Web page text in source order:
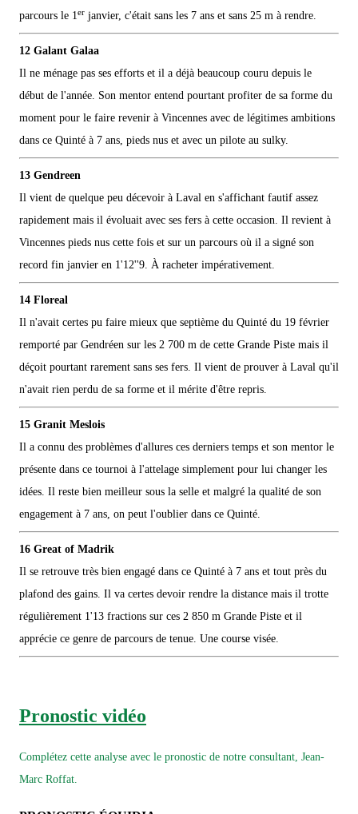
parcours le 1er janvier, c'était sans les 7 ans et sans 25 m à rendre.
12 Galant Galaa
Il ne ménage pas ses efforts et il a déjà beaucoup couru depuis le
début de l'année. Son mentor entend pourtant profiter de sa forme du
moment pour le faire revenir à Vincennes avec de légitimes ambitions
dans ce Quinté à 7 ans, pieds nus et avec un pilote au sulky.
13 Gendreen
Il vient de quelque peu décevoir à Laval en s'affichant fautif assez
rapidement mais il évoluait avec ses fers à cette occasion. Il revient à
Vincennes pieds nus cette fois et sur un parcours où il a signé son
record fin janvier en 1'12''9. À racheter impérativement.
14 Floreal
Il n'avait certes pu faire mieux que septième du Quinté du 19 février
remporté par Gendréen sur les 2 700 m de cette Grande Piste mais il
déçoit pourtant rarement sans ses fers. Il vient de prouver à Laval qu'il
n'avait rien perdu de sa forme et il mérite d'être repris.
15 Granit Meslois
Il a connu des problèmes d'allures ces derniers temps et son mentor le
présente dans ce tournoi à l'attelage simplement pour lui changer les
idées. Il reste bien meilleur sous la selle et malgré la qualité de son
engagement à 7 ans, on peut l'oublier dans ce Quinté.
16 Great of Madrik
Il se retrouve très bien engagé dans ce Quinté à 7 ans et tout près du
plafond des gains. Il va certes devoir rendre la distance mais il trotte
régulièrement 1'13 fractions sur ces 2 850 m Grande Piste et il
apprécie ce genre de parcours de tenue. Une course visée.
Pronostic vidéo
Complétez cette analyse avec le pronostic de notre consultant, Jean-
Marc Roffat.